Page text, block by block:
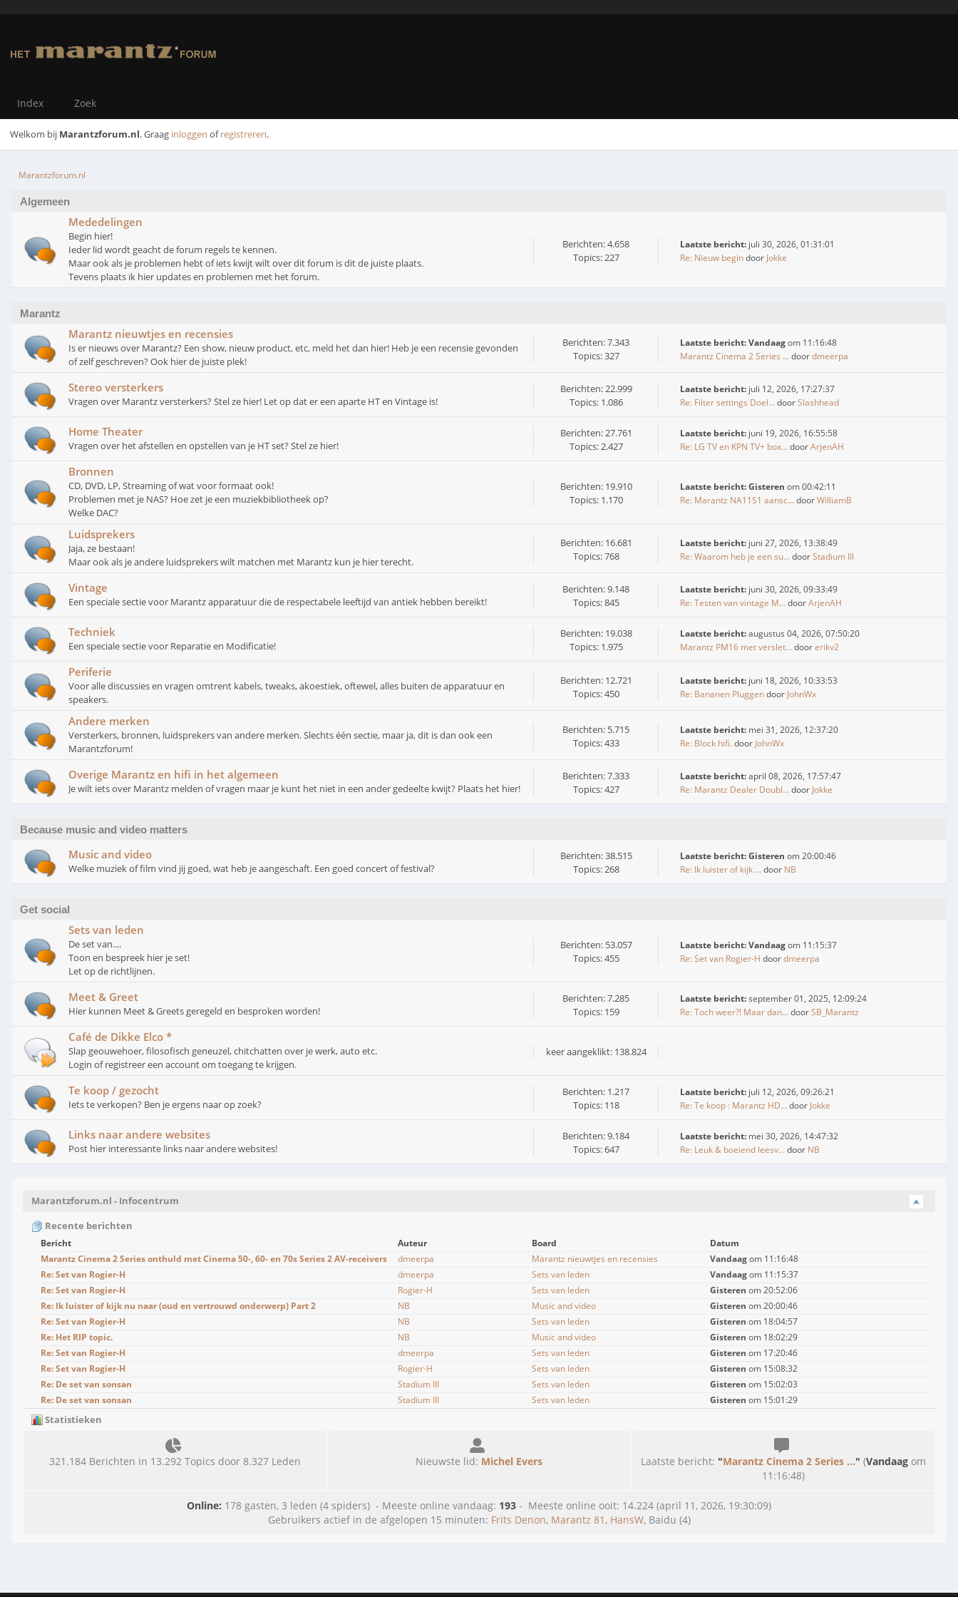
Index Zoek
Welkom bij Marantzforum.nl. Graag inloggen ofregistreren.
Marantzforum.nl
Algemeen
Mededelingen
Begin hier!
Ieder lid wordt geacht de forum regels te kennen.
Maar ook als je problemen hebt of iets kwijt wilt over dit forum is dit de juiste plaats.
Tevens plaats ik hier updates en problemen met het forum.
Berichten: 4.658
Topics: 227
Laatste bericht: juli 30, 2026, 01:31:01
Re: Nieuw begindoor Jokke
Marantz
Marantz nieuwtjes en recensies
Is er nieuws over Marantz? Een show, nieuw product, etc, meld het dan hier! Heb je een recensie gevonden
of zelf geschreven? Ook hier de juiste plek!
Berichten: 7.343
Topics: 327
Laatste bericht:Vandaagom 11:16:48
Marantz Cinema 2 Series ...doordmeerpa
Stereo versterkers
Vragen over Marantz versterkers? Stel ze hier! Let op dat er een aparte HT en Vintage is!
Berichten: 22.999
Topics: 1.086
Laatste bericht: juli 12, 2026, 17:27:37
Re: Filter settings Doel...doorSlashhead
Home Theater
Vragen over het afstellen en opstellen van je HT set? Stel ze hier!
Berichten: 27.761
Topics: 2.427
Laatste bericht: juni 19, 2026, 16:55:58
Re: LG TV en KPN TV+ box...doorArjenAH
Bronnen
CD, DVD, LP, Streaming of wat voor formaat ook!
Problemen met je NAS? Hoe zet je een muziekbibliotheek op?
Welke DAC?
Berichten: 19.910
Topics: 1.170
Laatste bericht:Gisteren om 00:42:11
Re: Marantz NA11S1 aansc...doorWilliamB
Luidsprekers
Jaja, ze bestaan!
Maar ook als je andere luidsprekers wilt matchen met Marantz kun je hier terecht.
Berichten: 16.681
Topics: 768
Laatste bericht: juni 27, 2026, 13:38:49
Re: Waarom heb je een su...doorStadium III
Vintage
Een speciale sectie voor Marantz apparatuur die de respectabele leeftijd van antiek hebben bereikt!
Berichten: 9.148
Topics: 845
Laatste bericht: juni 30, 2026, 09:33:49
Re: Testen van vintage M...doorArjenAH
Techniek
Een speciale sectie voor Reparatie en Modificatie!
Berichten: 19.038
Topics: 1.975
Laatste bericht:augustus 04, 2026, 07:50:20
Marantz PM16 met verslet...doorerikv2
Periferie
Voor alle discussies en vragen omtrent kabels, tweaks, akoestiek, oftewel, alles buiten de apparatuur en
speakers.
Berichten: 12.721
Topics: 450
Laatste bericht: juni 18, 2026, 10:33:53
Re: Bananen Pluggendoor JohnWx
Andere merken
Versterkers, bronnen, luidsprekers van andere merken. Slechts één sectie, maar ja, dit is dan ook een
Marantzforum!
Berichten: 5.715
Topics: 433
Laatste bericht: mei 31, 2026, 12:37:20
Re: Block hifi.door JohnWx
Overige Marantz en hifi in het algemeen
Je wilt iets over Marantz melden of vragen maar je kunt het niet in een ander gedeelte kwijt? Plaats het hier!
Berichten: 7.333
Topics: 427
Laatste bericht:april 08, 2026, 17:57:47
Re: Marantz Dealer Doubl...door Jokke
Because music and video matters
Music and video
Welke muziek of film vind jij goed, wat heb je aangeschaft. Een goed concert of festival?
Berichten: 38.515
Topics: 268
Laatste bericht:Gisteren om 20:00:46
Re: Ik luister of kijk ...door NB
Get social
Sets van leden
De set van....
Toon en bespreek hier je set!
Let op de richtlijnen.
Berichten: 53.057
Topics: 455
Laatste bericht:Vandaagom 11:15:37
Re: Set van Rogier-H doordmeerpa
Meet & Greet
Hier kunnen Meet & Greets geregeld en besproken worden!
Berichten: 7.285
Topics: 159
Laatste bericht:september 01, 2025, 12:09:24
Re: Toch weer?! Maar dan...doorSB_Marantz
Café de Dikke Elco *
Slap geouwehoer, filosofisch geneuzel, chitchatten over je werk, auto etc.
Login of registreer een account om toegang te krijgen.
keer aangeklikt: 138.824
Te koop / gezocht
Iets te verkopen? Ben je ergens naar op zoek?
Berichten: 1.217
Topics: 118
Laatste bericht: juli 12, 2026, 09:26:21
Re: Te koop : Marantz HD...door Jokke
Links naar andere websites
Post hier interessante links naar andere websites!
Berichten: 9.184
Topics: 647
Laatste bericht: mei 30, 2026, 14:47:32
Re: Leuk & boeiend leesv...door NB
Marantzforum.nl - Infocentrum
Recente berichten
Bericht Auteur Board
Datum
Marantz Cinema 2 Series onthuld met Cinema 50-, 60- en 70s Series 2 AV-receivers
dmeerpa Marantz nieuwtjes en recensies Vandaagom 11:16:48
Re: Set van Rogier-H
dmeerpa Sets van leden Vandaagom 11:15:37
Re: Set van Rogier-H
Rogier-H Sets van leden Gisteren om 20:52:06
Re: Ik luister of kijk nu naar (oud en vertrouwd onderwerp) Part 2
NB Music and video Gisteren om 20:00:46
Re: Set van Rogier-H
NB Sets van leden Gisteren om 18:04:57
Re: Het RIP topic.
NB Music and video Gisteren om 18:02:29
Re: Set van Rogier-H
dmeerpa Sets van leden Gisteren om 17:20:46
Re: Set van Rogier-H
Rogier-H Sets van leden Gisteren om 15:08:32
Re: De set van sonsan
Stadium III Sets van leden Gisteren om 15:02:03
Re: De set van sonsan
Stadium III Sets van leden Gisteren om 15:01:29
Statistieken
321.184 Berichten in 13.292 Topics door 8.327 Leden Nieuwste lid: Michel Evers Laatste bericht: "Marantz Cinema 2 Series ..." (Vandaagom
11:16:48)
Online: 178 gasten, 3 leden (4 spiders) - Meeste online vandaag: 193 - Meeste online ooit: 14.224 (april 11, 2026, 19:30:09)
Gebruikers actief in de afgelopen 15 minuten: Frits Denon, Marantz 81 , HansW, Baidu (4)